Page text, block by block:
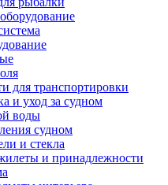
для транспортировки
и уход за судном
воды
судном
и стекла
и принадлежности